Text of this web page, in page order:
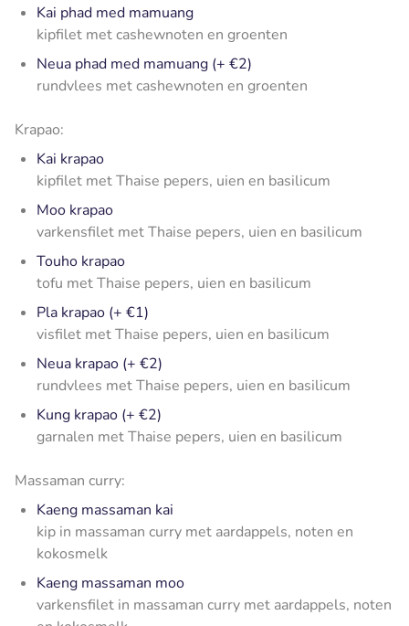
Kai phad med mamuang
kipfilet met cashewnoten en groenten
Neua phad med mamuang (+ €2)
rundvlees met cashewnoten en groenten
Krapao:
Kai krapao
kipfilet met Thaise pepers, uien en basilicum
Moo krapao
varkensfilet met Thaise pepers, uien en basilicum
Touho krapao
tofu met Thaise pepers, uien en basilicum
Pla krapao (+ €1)
visfilet met Thaise pepers, uien en basilicum
Neua krapao (+ €2)
rundvlees met Thaise pepers, uien en basilicum
Kung krapao (+ €2)
garnalen met Thaise pepers, uien en basilicum
Massaman curry:
Kaeng massaman kai
kip in massaman curry met aardappels, noten en
kokosmelk
Kaeng massaman moo
varkensfilet in massaman curry met aardappels, noten